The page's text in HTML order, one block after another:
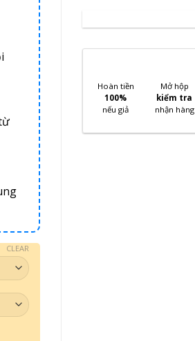
CLEAR
Hoàn tiền
100%
nếu giả
Mở hộp
kiểm tra
nhận hàng